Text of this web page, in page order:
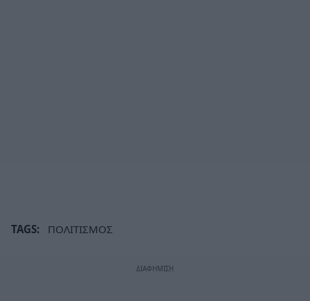
TAGS: ΠΟΛΙΤΙΣΜΟΣ